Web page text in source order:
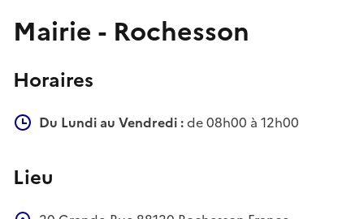
Mairie - Rochesson
Horaires
Du Lundi au Vendredi :de 08h00 à 12h00
Lieu